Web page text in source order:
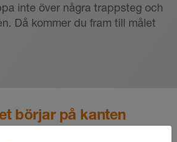
inte över några trappsteg och
Då kommer du fram till målet
börjar på kanten